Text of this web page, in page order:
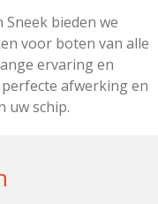
bieden we
voor boten van alle
ervaring en
afwerking en
uw schip.